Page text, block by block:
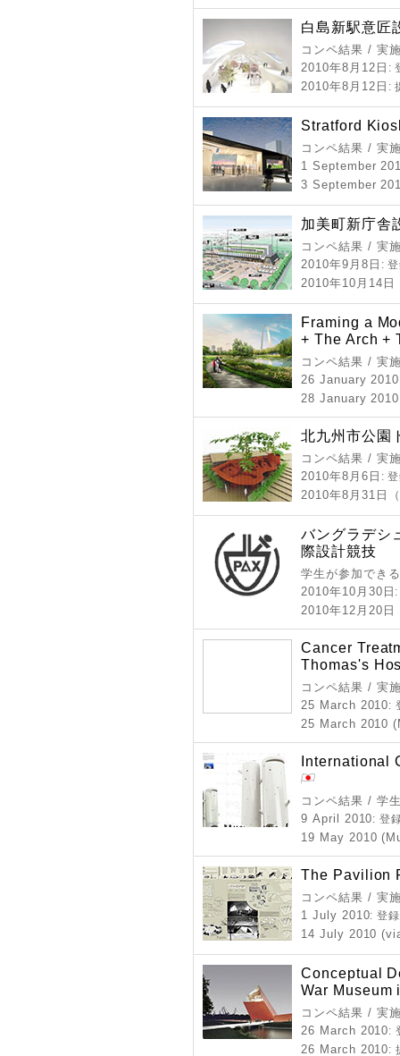
白島新駅意匠
コンペ結果 / 実
2010年8月12日 :
2010年8月12日 :
Stratford
コンペ結果 / 実
1 September
3 September
加美町新庁舎
コンペ結果 / 実
2010年9月8日 :
2010年10月14日
Framing a
+ The Arch +
コンペ結果 / 実
26 January 2010
28 January
北九州市公園
コンペ結果 / 実
2010年8月6日 :
2010年8月31日
バングラデシ
際設計競技
学生が参加でき
2010年10月30日
2010年12月20日
Cancer
Thomas's
コンペ結果 / 実
25 March 2010:
25 March 2010
International
コンペ結果 / 学
9 April 2010: 登
19 May 2010
The Pavilion
コンペ結果 / 実
1 July 2010: 登
14 July 2010
Conceptual
War Museum
コンペ結果 / 実
26 March 2010:
26 March 2010: